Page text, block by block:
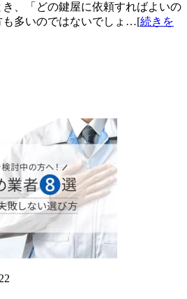
、「どの鍵屋に依頼すればよいの
も多いのではないでしょ…[続きを